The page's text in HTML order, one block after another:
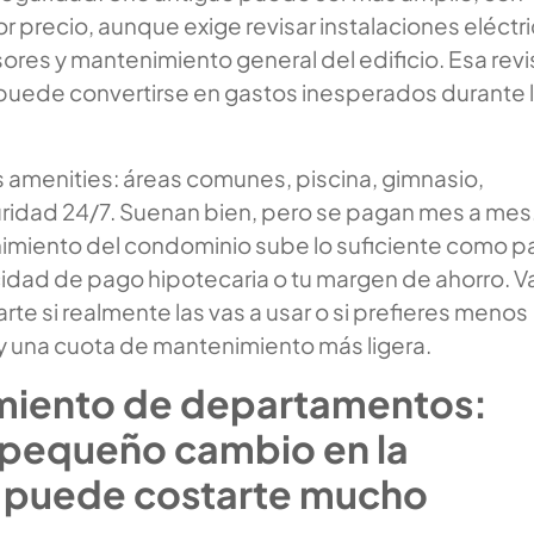
precio, aunque exige revisar instalaciones
y mantenimiento general del edificio. Esa
convertirse en gastos inesperados durante
amenities: áreas comunes, piscina, gimnasio,
24/7. Suenan bien, pero se pagan mes a
del condominio sube lo suficiente como
de pago hipotecaria o tu margen de ahorro.
si realmente las vas a usar o si prefieres menos
una cuota de mantenimiento más ligera.
de departamentos:
cambio en la
costarte mucho